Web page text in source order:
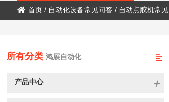
首页/ 自动化设备常见问答/ 自动点胶机常
所有分类 鸿展自动化
产品中心